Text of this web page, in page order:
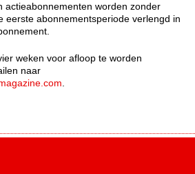
actieabonnementen worden zonder
eerste abonnementsperiode verlengd in
weken voor afloop te worden
naar
.